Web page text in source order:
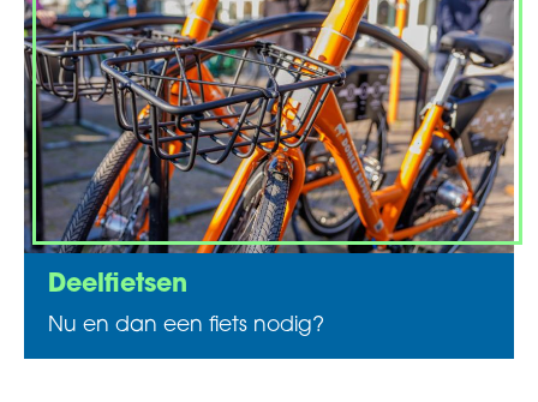
Deelfietsen
Nu en dan een fiets nodig?